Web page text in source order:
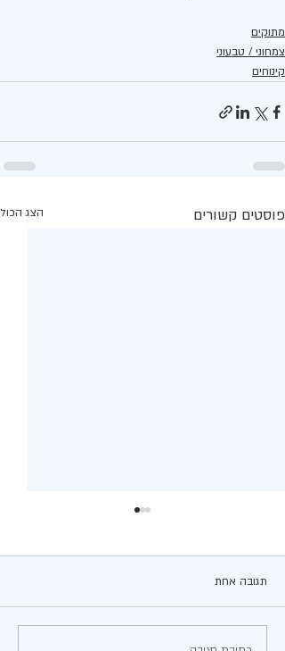
מתוקים
צמחוני / טבעוני
קינוחים
פוסטים קשורים הצג הכול
עוגת ביסקווטים סולרו
תגובה אחת